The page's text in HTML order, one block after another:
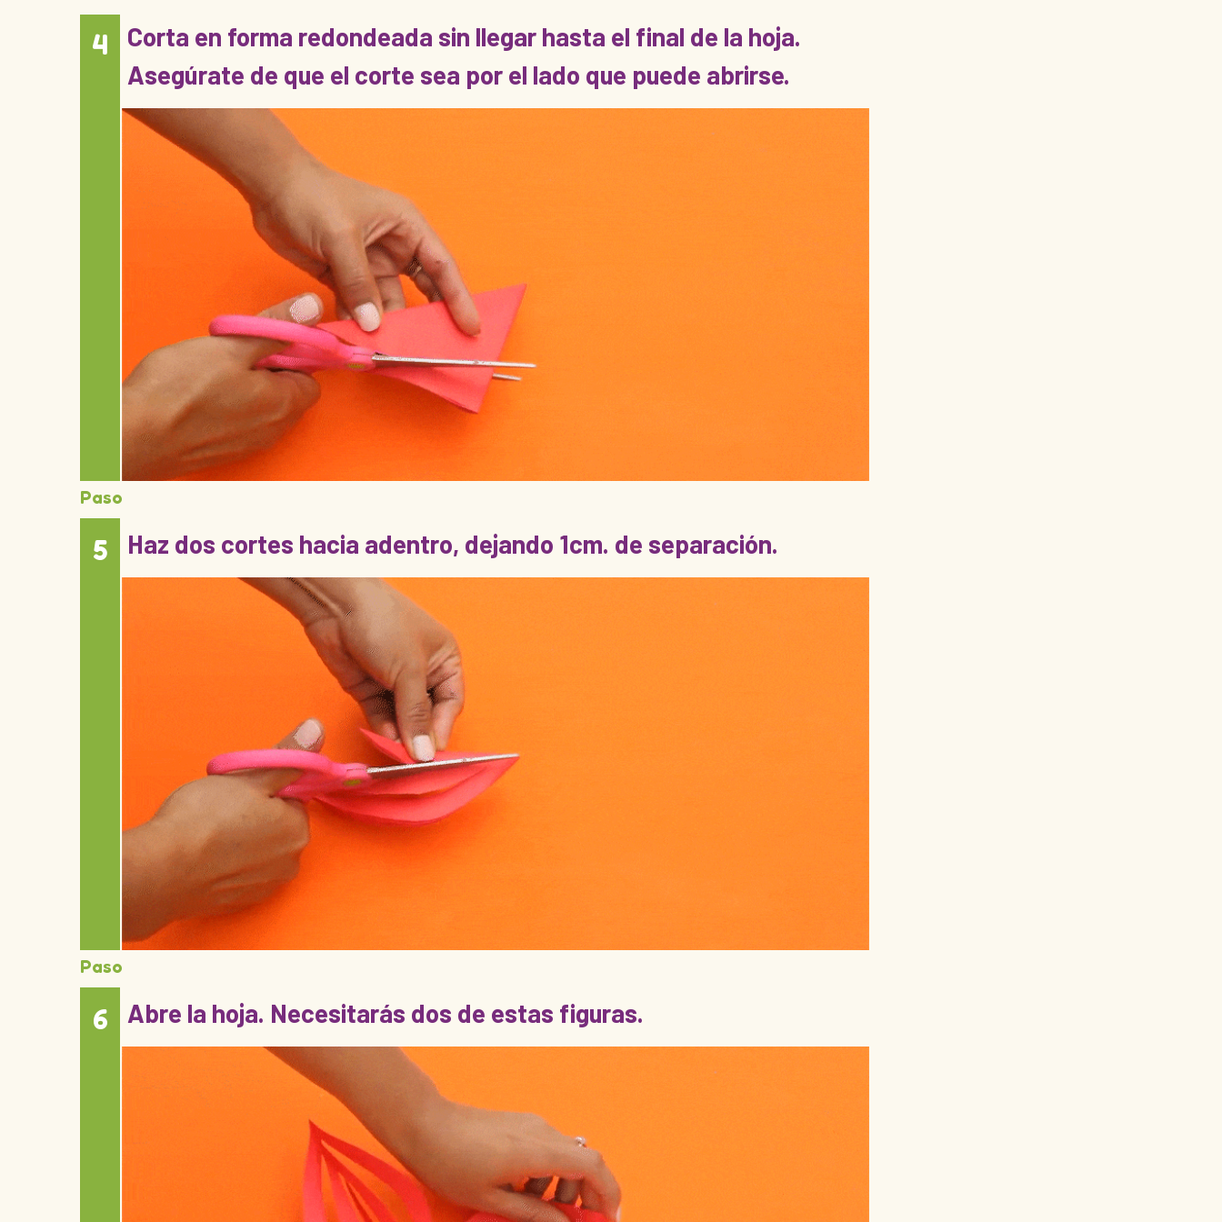
4
Corta en forma redondeada sin llegar hasta el final de la hoja.
Asegúrate de que el corte sea por el lado que puede abrirse.
Paso
5 Haz dos cortes hacia adentro, dejando 1cm. de separación.
Paso
6 Abre la hoja. Necesitarás dos de estas figuras.